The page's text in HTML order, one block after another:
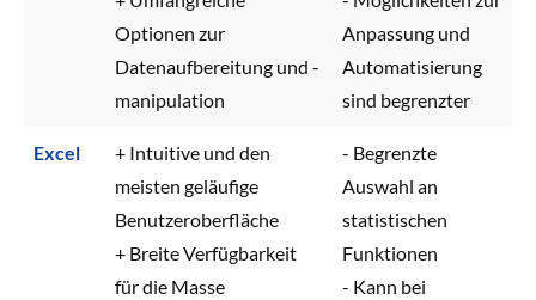
Optionen zur
Datenaufbereitung und -
manipulation
Anpassung und
Automatisierung
sind begrenzter
Excel
+ Intuitive und den
meisten geläufige
Benutzeroberfläche
+ Breite Verfügbarkeit
für die Masse
- Begrenzte
Auswahl an
statistischen
Funktionen
- Kann bei